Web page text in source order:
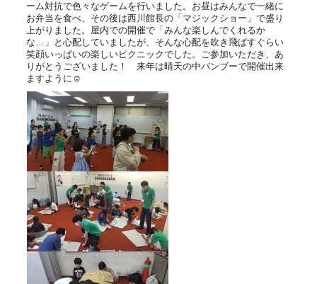
ーム対抗で色々なゲームを行いました。お昼はみんなで一緒に
お弁当を食べ、その後は西川館長の「マジックショー」で盛り
上がりました。屋内での開催で「みんな楽しんでくれるか
な…」と心配していましたが、そんな心配を吹き飛ばすぐらい
笑顔いっぱいの楽しいピクニックでした。ご参加いただき、あ
りがとうございました！ 来年は晴天の中バンブーで開催出来
ますように☺